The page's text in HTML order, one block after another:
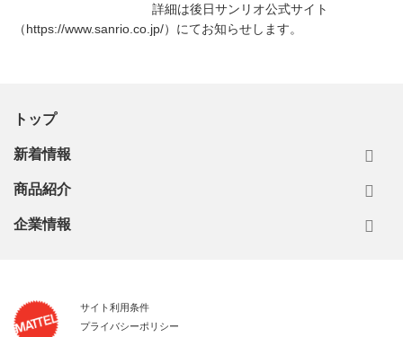
詳細は後日サンリオ公式サイト
（https://www.sanrio.co.jp/）にてお知らせします。
トップ
新着情報
商品紹介
企業情報
サイト利用条件
プライバシーポリシー